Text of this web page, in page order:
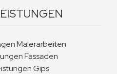
Malerarbeiten
Fassaden
Gips